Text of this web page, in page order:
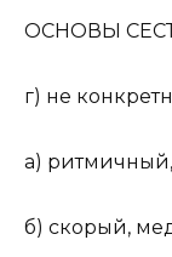
ОСНОВЫ
г) не
а)
б) скорый,